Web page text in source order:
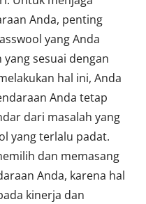
Anda, penting
yang Anda
sesuai dengan
hal ini, Anda
Anda tetap
dari masalah yang
yang terlalu padat.
dan memasang
Anda, karena hal
kinerja dan